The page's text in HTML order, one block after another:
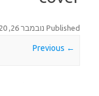
Published נובמבר 26, 2020
← Previous